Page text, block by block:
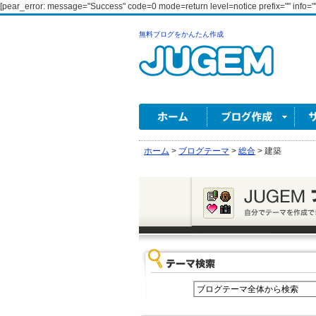
[pear_error: message="Success" code=0 mode=return level=notice prefix=""
無料ブログをかんたん作成
ホーム > ブログテーマ > 総合 > 建築